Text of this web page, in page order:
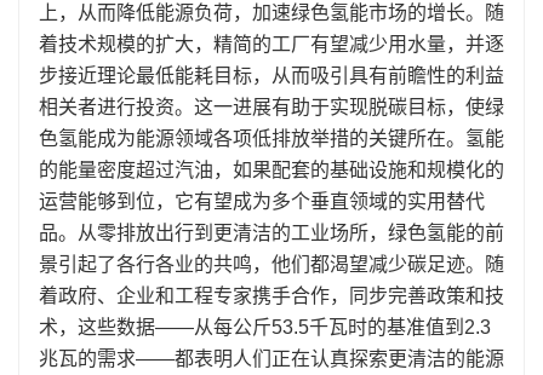
上，从而降低能源负荷，加速绿色氢能市场的增长。随
着技术规模的扩大，精简的工厂有望减少用水量，并逐
步接近理论最低能耗目标，从而吸引具有前瞻性的利益
相关者进行投资。这一进展有助于实现脱碳目标，使绿
色氢能成为能源领域各项低排放举措的关键所在。氢能
的能量密度超过汽油，如果配套的基础设施和规模化的
运营能够到位，它有望成为多个垂直领域的实用替代
品。从零排放出行到更清洁的工业场所，绿色氢能的前
景引起了各行各业的共鸣，他们都渴望减少碳足迹。随
着政府、企业和工程专家携手合作，同步完善政策和技
术，这些数据——从每公斤53.5千瓦时的基准值到2.3
兆瓦的需求——都表明人们正在认真探索更清洁的能源